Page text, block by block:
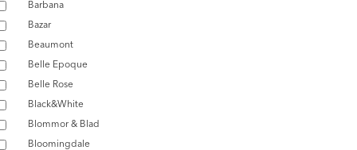
Barbana
Bazar
Beaumont
Belle Epoque
Belle Rose
Black&White
Blommor & Blad
Bloomingdale